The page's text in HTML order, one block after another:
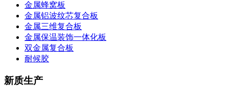
金属蜂窝板
金属铝波纹芯复合板
金属三维复合板
金属保温装饰一体化板
双金属复合板
耐候胶
新质生产